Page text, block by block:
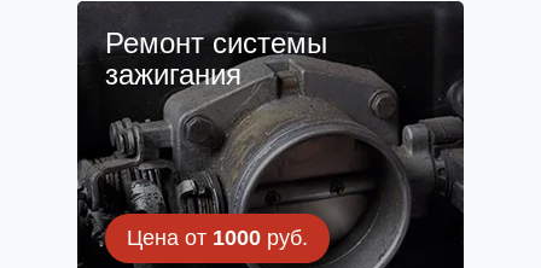
Ремонт системы
зажигания
Цена от 1000руб.